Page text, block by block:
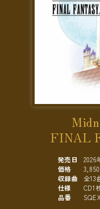
FINAL
発売日
2026
価格
収録曲
全13
仕様
CD1
品番